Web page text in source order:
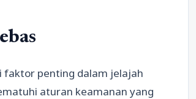
faktor penting dalam jelajah
aturan keamanan yang